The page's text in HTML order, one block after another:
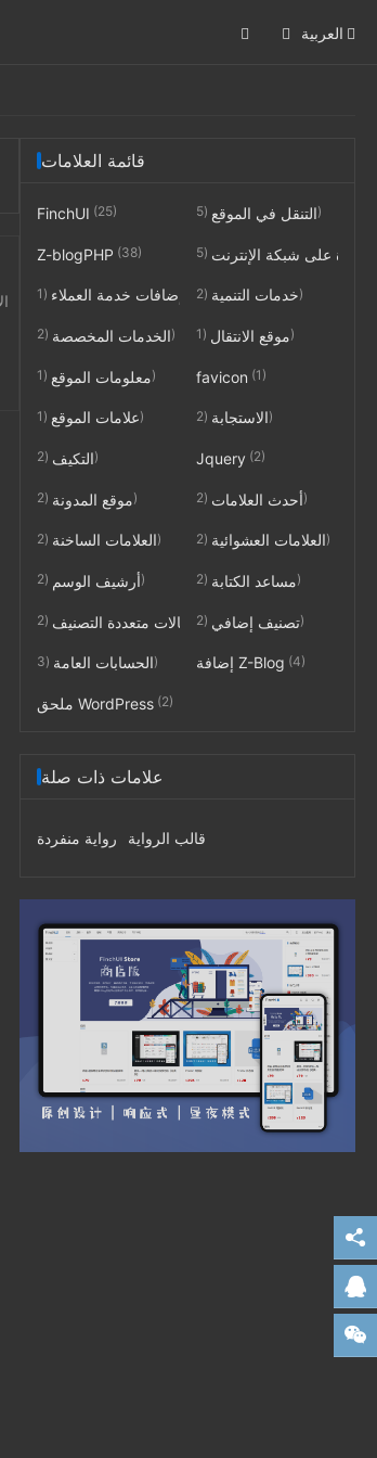
العربية
قائمة العلامات
FinchUI (25) التنقل في الموقع(5)
Z-blogPHP (38) على شبكة الإنترنت
إضافات خدمة العملاء خدمات التنمية(2)
الخدمات المخصصة(2) موقع الانتقال(1)
معلومات الموقع(1) favicon (1)
علامات الموقع(1) الاستجابة(2)
التكيف(2) Jquery (2)
موقع المدونة(2) أحدث العلامات(2)
العلامات الساخنة(2) العلامات العشوائية(2)
أرشيف الوسم(2) مساعد الكتابة(2)
مقالات متعددة التصنيف (2) تصنيف إضافي(2)
الحسابات العامة(3) إضافة Z-Blog (4)
ملحق WordPress (2)
علامات ذات صلة
رواية منفردة قالب الرواية